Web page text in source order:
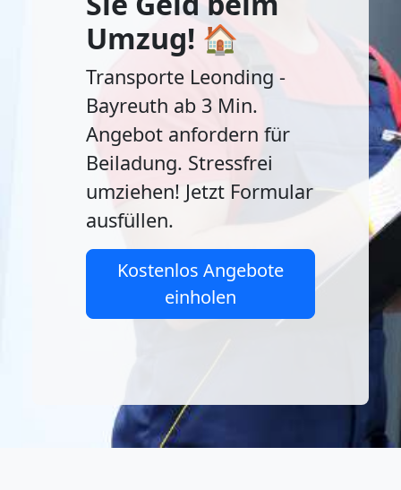
Umzug! 🏠
Transporte Leonding -
Bayreuth ab 3 Min.
Angebot anfordern für
Beiladung. Stressfrei
umziehen! Jetzt Formular
ausfüllen.
Kostenlos Angebote
einholen